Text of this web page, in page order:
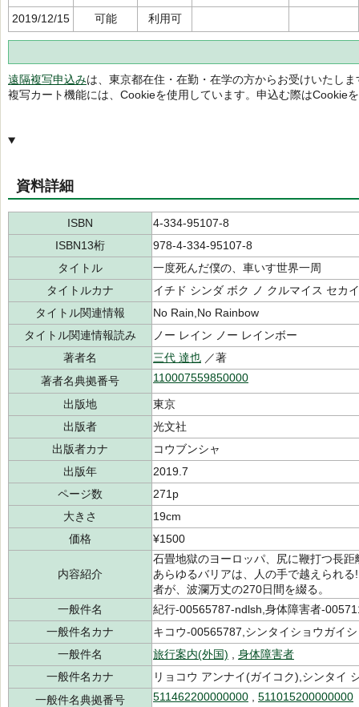
2019/12/15 可能 利用可
遠隔複写申込みは、東京都在住・在勤・在学の方からお受けいたしま
複写カート機能には、Cookieを使用しています。申込む際はCookie
資料詳細
ISBN
4-334-95107-8
ISBN13桁
978-4-334-95107-8
タイトル
一度死んだ僕の、車いす世界一周
タイトルカナ
イチド シンダ ボク ノ クルマイス セカ
タイトル関連情報
No Rain,No Rainbow
タイトル関連情報読み
ノー レイン ノー レインボー
著者名
三代 達也 ／著
著者名典拠番号
110007559850000
出版地
東京
出版者
光文社
出版者カナ
コウブンシャ
出版年
2019.7
ページ数
271p
大きさ
19cm
価格
¥1500
内容紹介
石畳地獄のヨーロッパ、尻に鞭打つ長
あらゆるバリアは、人の手で越えられ
者が、波瀾万丈の270日間を綴る。
一般件名
紀行-00565787-ndlsh,身体障害者-
一般件名カナ
キコウ-00565787,シンタイショウガイ
一般件名
旅行案内(外国)
身体障害者
一般件名カナ
リョコウ アンナイ(ガイコク),シンタイ
一般件名典拠番号
511462200000000 511015200000000